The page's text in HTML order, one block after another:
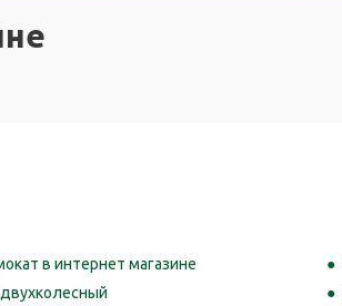
в интернет магазине